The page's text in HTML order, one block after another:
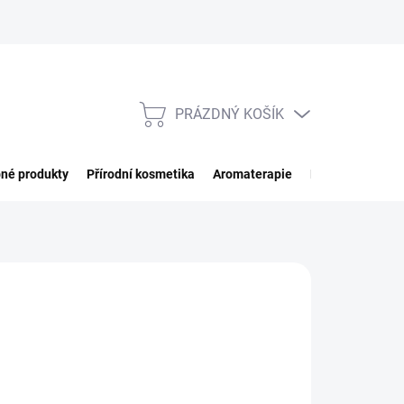
NÁKUPNÍ
PRÁZDNÝ KOŠÍK
produkty Přírodní kosmetika Aromaterapie Potraviny